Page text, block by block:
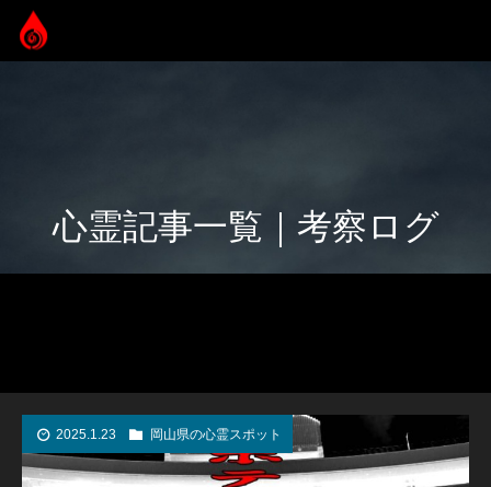
心霊記事一覧｜考察ログ
2025.1.23 岡山県の心霊スポット